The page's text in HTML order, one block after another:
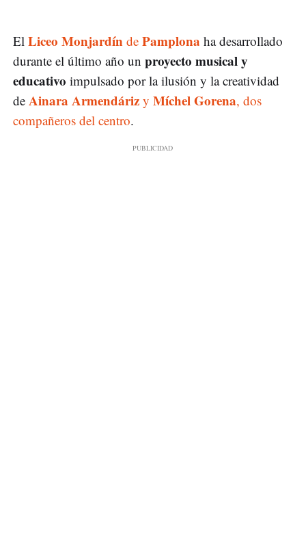
El Liceo Monjardín de Pamplona ha desarrollado
durante el último año un proyecto musical y
educativo impulsado por la ilusión y la creatividad
de Ainara Armendáriz y Míchel Gorena, dos
compañeros del centro.